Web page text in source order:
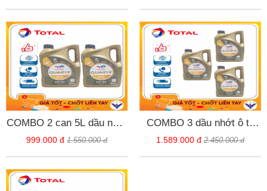
COMBO 2 can 5L dầu nhớt
ô tô cao cấp tổng hợp Total
999.000 đ 1.550.000 đ
COMBO 3 dầu nhớt ô tô
cao cấp tổng hợp Total
1.589.000 đ 2.450.000 đ